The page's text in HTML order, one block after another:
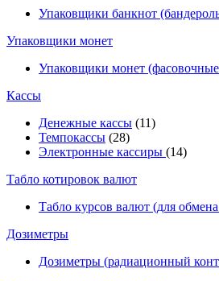
Упаковщики банкнот
Упаковщики монет
Упаковщики монет
Кассы
Денежные кассы (11)
Темпокассы (28)
Электронные кассиры (14)
Табло котировок валют
Табло курсов валют (для
Дозиметры
Дозиметры (радиационный